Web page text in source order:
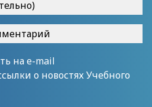
на e-mail
о новостях Учебного